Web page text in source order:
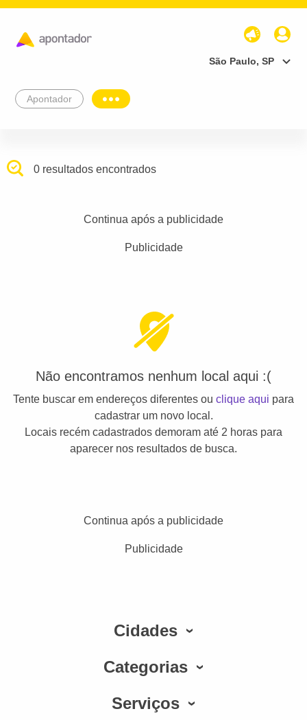
São Paulo, SP
Apontador
0 resultados encontrados
Continua após a publicidade
Publicidade
Não encontramos nenhum local aqui :(
Tente buscar em endereços diferentes ou clique aqui para
cadastrar um novo local.
Locais recém cadastrados demoram até 2 horas para
aparecer nos resultados de busca.
Continua após a publicidade
Publicidade
Cidades
Categorias
Serviços